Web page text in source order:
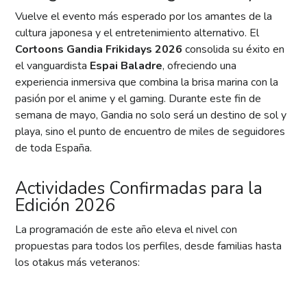
Vuelve el evento más esperado por los amantes de la
cultura japonesa y el entretenimiento alternativo. El
Cortoons Gandia Frikidays 2026 consolida su éxito en
el vanguardista Espai Baladre, ofreciendo una
experiencia inmersiva que combina la brisa marina con la
pasión por el anime y el gaming. Durante este fin de
semana de mayo, Gandia no solo será un destino de sol y
playa, sino el punto de encuentro de miles de seguidores
de toda España.
Actividades Confirmadas para la
Edición 2026
La programación de este año eleva el nivel con
propuestas para todos los perfiles, desde familias hasta
los otakus más veteranos: